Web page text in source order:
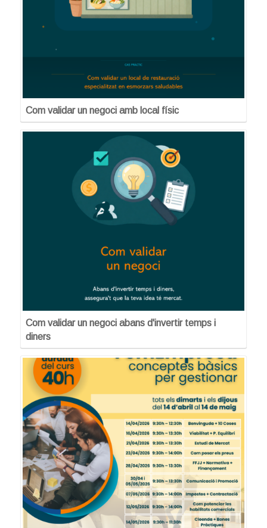
Com validar un negoci amb local físic
Com validar un negoci abans d'invertir temps i
diners